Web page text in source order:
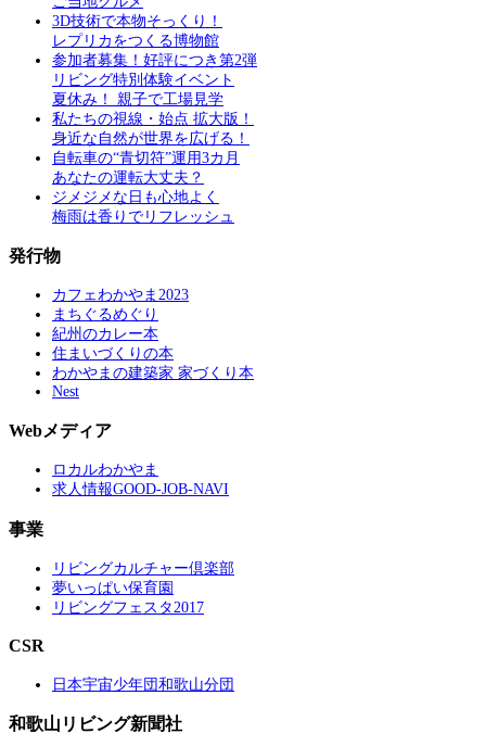
3D技術で本物そっくり！
レプリカをつくる博物館
参加者募集！好評につき第2弾
リビング特別体験イベント
夏休み！ 親子で工場見学
私たちの視線・始点 拡大版！
身近な自然が世界を広げる！
自転車の“青切符”運用3カ月
あなたの運転大丈夫？
ジメジメな日も心地よく
梅雨は香りでリフレッシュ
発行物
カフェわかやま2023
まちぐるめぐり
紀州のカレー本
住まいづくりの本
わかやまの建築家 家づくり本
Nest
Webメディア
ロカルわかやま
求人情報GOOD-JOB-NAVI
事業
リビングカルチャー倶楽部
夢いっぱい保育園
リビングフェスタ2017
CSR
日本宇宙少年団和歌山分団
和歌山リビング新聞社